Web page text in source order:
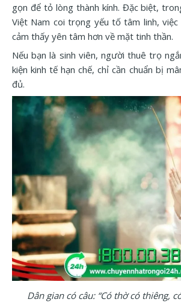
gọn để tỏ lòng thành kính. Đặc biệt,
Việt Nam coi trọng yếu tố tâm linh, việc
cảm thấy yên tâm hơn về mặt tinh thần.
Nếu bạn là sinh viên, người thuê trọ
kiện kinh tế hạn chế, chỉ cần chuẩn bị
đủ.
Dân gian có câu: “Có thờ có thiêng,